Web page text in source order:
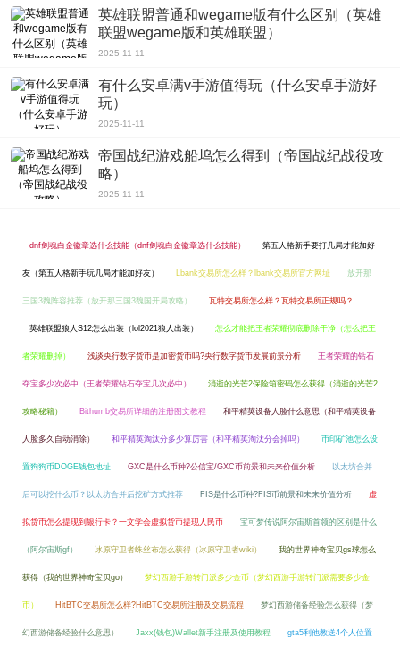
英雄联盟普通和wegame版有什么区别（英雄
联盟wegame版和英雄联盟）
2025-11-11
有什么安卓满v手游值得玩（什么安卓手游好
玩）
2025-11-11
帝国战纪游戏船坞怎么得到（帝国战纪战役攻
略）
2025-11-11
dnf剑魂白金徽章选什么技能（dnf剑魂白金徽章选什么技能） 第五人格新手要打几局才能加好
友（第五人格新手玩几局才能加好友） Lbank交易所怎么样？lbank交易所官方网址 放开那
三国3魏阵容推荐（放开那三国3魏国开局攻略） 瓦特交易所怎么样？瓦特交易所正规吗？
英雄联盟狼人S12怎么出装（lol2021狼人出装） 怎么才能把王者荣耀彻底删除干净（怎么把王
者荣耀删掉） 浅谈央行数字货币是加密货币吗?央行数字货币发展前景分析 王者荣耀的钻石
夺宝多少次必中（王者荣耀钻石夺宝几次必中） 消逝的光芒2保险箱密码怎么获得（消逝的光芒2
攻略秘籍） Bithumb交易所详细的注册图文教程 和平精英设备人脸什么意思（和平精英设备
人脸多久自动消除） 和平精英淘汰分多少算厉害（和平精英淘汰分会掉吗） 币印矿池怎么设
置狗狗币DOGE钱包地址 GXC是什么币种?公信宝/GXC币前景和未来价值分析 以太坊合并
后可以挖什么币？以太坊合并后挖矿方式推荐 FIS是什么币种?FIS币前景和未来价值分析 虚
拟货币怎么提现到银行卡？一文学会虚拟货币提现人民币 宝可梦传说阿尔宙斯首领的区别是什么
（阿尔宙斯gf） 冰原守卫者蛛丝布怎么获得（冰原守卫者wiki） 我的世界神奇宝贝gs球怎么
获得（我的世界神奇宝贝go） 梦幻西游手游转门派多少金币（梦幻西游手游转门派需要多少金
币） HitBTC交易所怎么样?HitBTC交易所注册及交易流程 梦幻西游储备经验怎么获得（梦
幻西游储备经验什么意思） Jaxx(钱包)Wallet新手注册及使用教程 gta5利他教送4个人位置